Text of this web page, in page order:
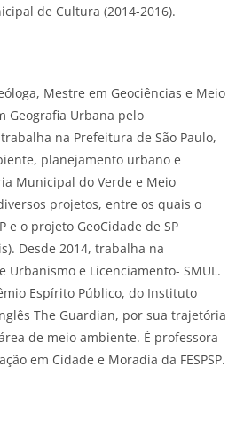
de Cultura (2014-2016).
Mestre em Geociências e Meio
Geografia Urbana pelo
trabalha na Prefeitura de São Paulo,
planejamento urbano e
Municipal do Verde e Meio
projetos, entre os quais o
e o projeto GeoCidade de SP
Desde 2014, trabalha na
Urbanismo e Licenciamento- SMUL.
Espírito Público, do Instituto
The Guardian, por sua trajetória
de meio ambiente. É professora
em Cidade e Moradia da FESPSP.